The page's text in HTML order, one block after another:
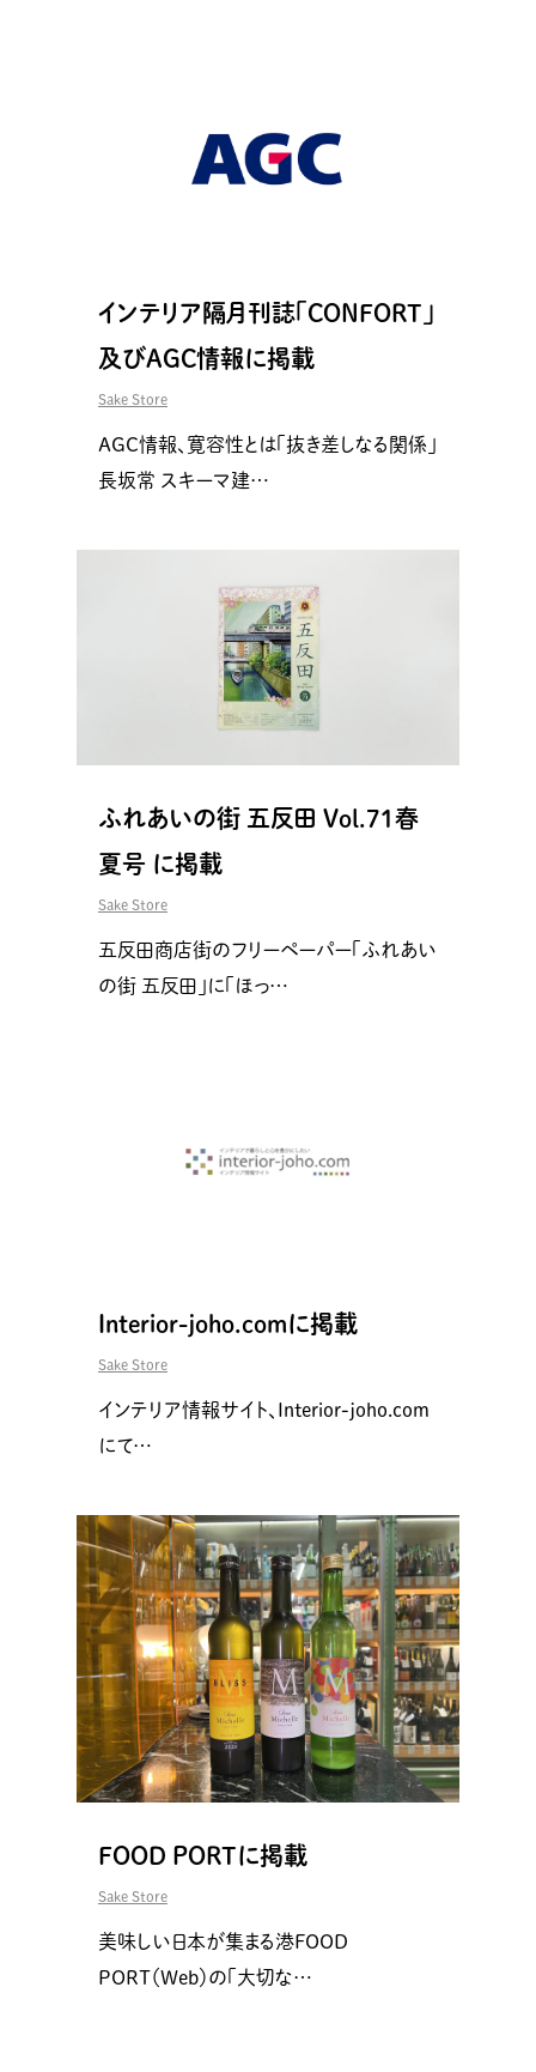
インテリア隔月刊誌「CONFORT」
及びAGC情報に掲載
Sake Store
AGC情報、寛容性とは「抜き差しなる関係」
長坂常 スキーマ建…
ふれあいの街 五反田 Vol.71春
夏号 に掲載
Sake Store
五反田商店街のフリーペーパー「ふれあい
の街 五反田」に「ほっ…
Interior-joho.comに掲載
Sake Store
インテリア情報サイト、Interior-joho.com
にて…
FOOD PORTに掲載
Sake Store
美味しい日本が集まる港FOOD
PORT（Web）の「大切な…